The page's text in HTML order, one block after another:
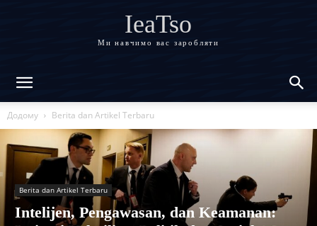
IeaTso
Ми навчимо вас заробляти
Додому Berita dan Artikel Terbaru
Berita dan Artikel Terbaru
Intelijen, Pengawasan, dan Keamanan: